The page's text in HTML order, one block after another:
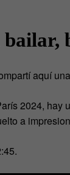
aquí
2024, hay
a